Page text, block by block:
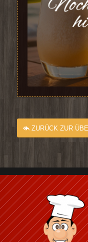
ZURÜCK ZUR